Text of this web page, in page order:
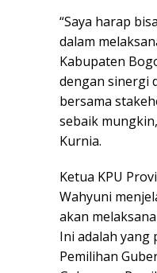
“Saya harap
dalam
Kabupaten
dengan sinergi
bersama
sebaik
Kurnia.
Ketua KPU
Wahyuni
akan
Ini adalah yang
Pemilihan